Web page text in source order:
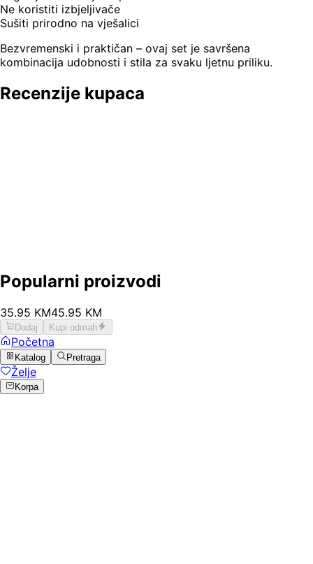
Ne koristiti izbjeljivače
Sušiti prirodno na vješalici
Bezvremenski i praktičan – ovaj set je savršena
kombinacija udobnosti i stila za svaku ljetnu priliku.
Recenzije kupaca
Popularni proizvodi
35.95 KM45.95 KM
Dodaj Kupi odmah
Početna
Katalog Pretraga
Želje
Korpa